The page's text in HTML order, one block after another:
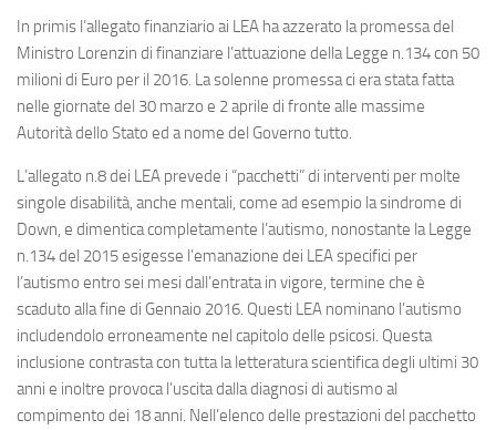
In primis l’allegato finanziario ai LEA ha azzerato la promessa del
Ministro Lorenzin di finanziare l’attuazione della Legge n.134 con 50
milioni di Euro per il 2016. La solenne promessa ci era stata fatta
nelle giornate del 30 marzo e 2 aprile di fronte alle massime
Autorità dello Stato ed a nome del Governo tutto.
L’allegato n.8 dei LEA prevede i “pacchetti” di interventi per molte
singole disabilità, anche mentali, come ad esempio la sindrome di
Down, e dimentica completamente l’autismo, nonostante la Legge
n.134 del 2015 esigesse l’emanazione dei LEA specifici per
l’autismo entro sei mesi dall’entrata in vigore, termine che è
scaduto alla fine di Gennaio 2016. Questi LEA nominano l’autismo
includendolo erroneamente nel capitolo delle psicosi. Questa
inclusione contrasta con tutta la letteratura scientifica degli ultimi 30
anni e inoltre provoca l’uscita dalla diagnosi di autismo al
compimento dei 18 anni. Nell’elenco delle prestazioni del pacchetto